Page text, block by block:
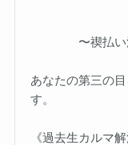
〜禊払い清
あなたの第三の
す。
《過去生カルマ解